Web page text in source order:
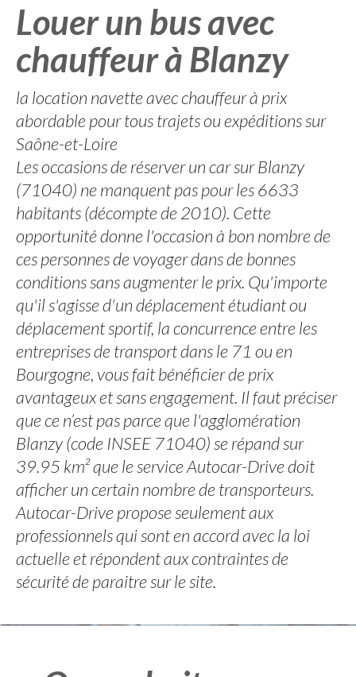
Louer un bus avec
chauffeur à Blanzy
la location navette avec chauffeur à prix
abordable pour tous trajets ou expéditions sur
Saône-et-Loire
Les occasions de réserver un car sur Blanzy
(71040) ne manquent pas pour les 6633
habitants (décompte de 2010). Cette
opportunité donne l'occasion à bon nombre de
ces personnes de voyager dans de bonnes
conditions sans augmenter le prix. Qu'importe
qu'il s'agisse d'un déplacement étudiant ou
déplacement sportif, la concurrence entre les
entreprises de transport dans le 71 ou en
Bourgogne, vous fait bénéficier de prix
avantageux et sans engagement. Il faut préciser
que ce n’est pas parce que l'agglomération
Blanzy (code INSEE 71040) se répand sur
39.95 km² que le service Autocar-Drive doit
afficher un certain nombre de transporteurs.
Autocar-Drive propose seulement aux
professionnels qui sont en accord avec la loi
actuelle et répondent aux contraintes de
sécurité de paraitre sur le site.